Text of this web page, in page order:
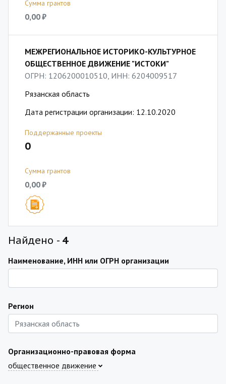
Сумма грантов
0,00 ₽
МЕЖРЕГИОНАЛЬНОЕ ИСТОРИКО-КУЛЬТУРНОЕ
ОБЩЕСТВЕННОЕ ДВИЖЕНИЕ "ИСТОКИ"
ОГРН: 1206200010510, ИНН: 6204009517
Рязанская область
Дата регистрации организации: 12.10.2020
Поддержанные проекты
0
Сумма грантов
0,00 ₽
Найдено - 4
Наименование, ИНН или ОГРН организации
Регион
Организационно-правовая форма
общественное движение